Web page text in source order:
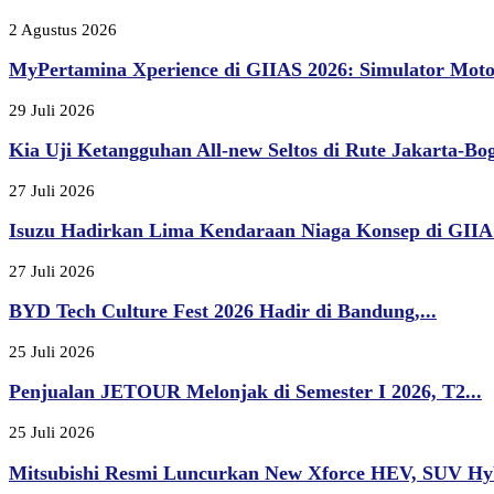
2 Agustus 2026
MyPertamina Xperience di GIIAS 2026: Simulator
29 Juli 2026
Kia Uji Ketangguhan All-new Seltos di Rute Jakarta-
27 Juli 2026
Isuzu Hadirkan Lima Kendaraan Niaga Konsep di
27 Juli 2026
BYD Tech Culture Fest 2026 Hadir di Bandung,...
25 Juli 2026
Penjualan JETOUR Melonjak di Semester I 2026, T2...
25 Juli 2026
Mitsubishi Resmi Luncurkan New Xforce HEV, SUV